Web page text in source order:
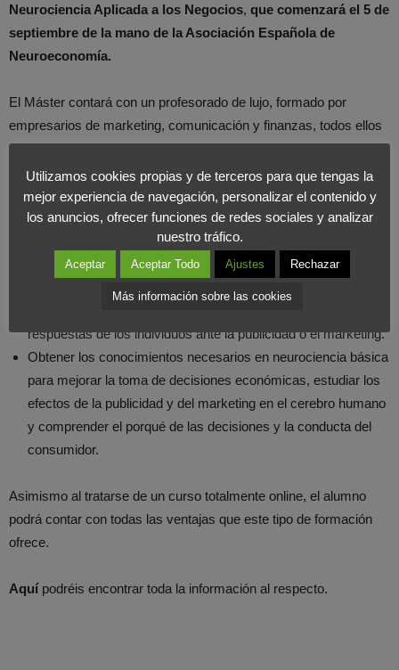
Neurociencia Aplicada a los Negocios, que comenzará el 5 de
septiembre de la mano de la Asociación Española de
Neuroeconomía.
El Máster contará con un profesorado de lujo, formado por
empresarios de marketing, comunicación y finanzas, todos ellos
con una dilatada experiencia en el mundo empresarial.Algunos
de los objetivos que presenta el programa son:
Conocer las áreas más importantes de la neurociencia y sus
implicaciones en la toma de decisiones económicas.
Estudiar los efectos de las acciones comerciales en el
respuestas de los individuos ante la publicidad o el marketing.
Obtener los conocimientos necesarios en neurociencia básica
para mejorar la toma de decisiones económicas, estudiar los
efectos de la publicidad y del marketing en el cerebro humano
y comprender el porqué de las decisiones y la conducta del
consumidor.
Asimismo al tratarse de un curso totalmente online, el alumno
podrá contar con todas las ventajas que este tipo de formación
ofrece.
Aquípodréis encontrar toda la información al respecto.
Utilizamos cookies propias y de terceros para que tengas la
mejor experiencia de navegación, personalizar el contenido y
los anuncios, ofrecer funciones de redes sociales y analizar
nuestro tráfico.
Aceptar Aceptar Todo Ajustes Rechazar
Más información sobre las cookies